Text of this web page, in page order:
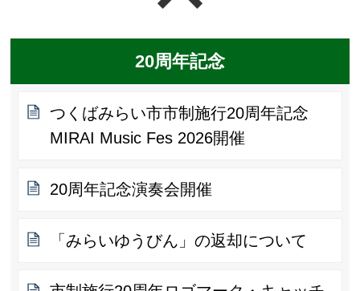
20周年記念
つくばみらい市市制施行20周年記念
MIRAI Music Fes 2026開催
20周年記念演奏会開催
「みらいゆうびん」の返却について